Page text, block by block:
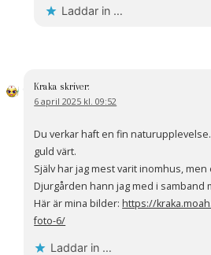
Laddar in …
Kraka skriver:
6 april 2025 kl. 09:52
Du verkar haft en fin
guld värt.
Själv har jag mest varit inomhus, men
Djurgården hann jag med i samband
Här är mina bilder:https://
foto-6/
Laddar in …